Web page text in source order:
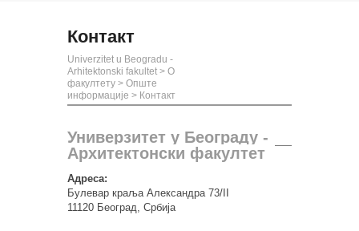
Контакт
Univerzitet u Beogradu -
Arhitektonski fakultet > О
факултету > Опште
информације > Контакт
Универзитет у Београду -
Архитектонски факултет
Адреса:
Булевар краља Александра 73/II
11120 Београд, Србија